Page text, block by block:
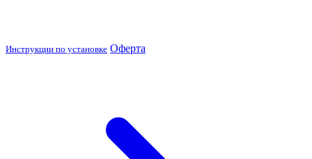
Инструкции по установке Оферта